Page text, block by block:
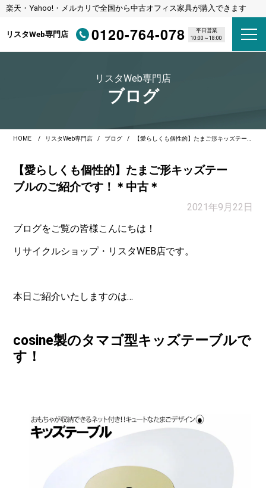
楽天・Yahoo!・メルカリで全国から中古オフィス家具が購入できます
リスタWeb専門店 0120-764-078
平日営業
10:00～18:00
リスタWeb専門店
ブログ
HOME リスタWeb専門店 ブログ 【愛らしくも個性的】たまご形キッズテーブルのご紹介です！＊中古＊
【愛らしくも個性的】たまご形キッズテー
ブルのご紹介です！＊中古＊
2021年9月22日
ブログをご覧の皆様こんにちは！
リサイクルショップ・リスタWEB店です。
本日ご紹介いたしますのは…
cosine製のタマゴ型キッズテーブルで
す！